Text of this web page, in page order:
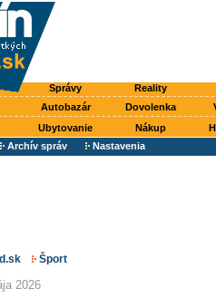
Správy Reality
Autobazár Dovolenka
Ubytovanie Nákup
Archív správ Nastavenia
Šport
2026